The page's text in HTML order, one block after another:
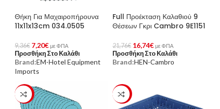
Θήκη Για Μαχαιροπήρουνα
11x11x13cm 034.0505
9,36€ 7,20€ με ΦΠΑ
Προσθήκη Στο Καλάθι
Brand:EM-Hotel Equipment
Imports
Full Προέκταση Καλαθιού 9
Θέσεων Γκρι Cambro 9E1151
21,76€ 16,74€ με ΦΠΑ
Προσθήκη Στο Καλάθι
Brand:HEN-Cambro
-22% -23%